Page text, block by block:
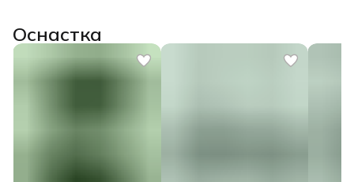
Оснастка